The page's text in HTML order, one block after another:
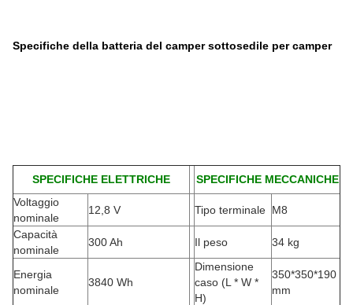
Specifiche della batteria del camper sottosedile per camper
SPECIFICHE ELETTRICHE
SPECIFICHE MECCANICHE
Voltaggio
nominale
12,8 V Tipo terminale M8
Capacità
nominale
300 Ah Il peso 34 kg
Energia
nominale
3840 Wh
Dimensione
caso (L * W *
H)
350*350*190
mm